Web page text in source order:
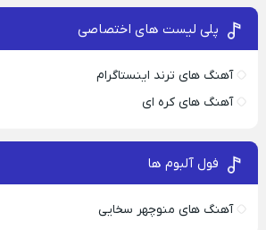
پلی لیست های اختصاصی
آهنگ های ترند اینستاگرام
آهنگ های کره ای
فول آلبوم ها
آهنگ های منوچهر سخایی